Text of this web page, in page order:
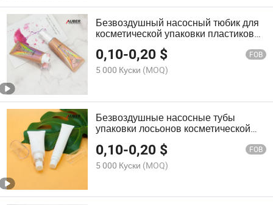
Безвоздушный насосный тюбик для
косметической упаковки пластиковая
0,10-0,20 $ FOB
5 000 Куски (MOQ)
Безвоздушные насосные тубы
упаковки лосьонов косметической
0,10-0,20 $ FOB
5 000 Куски (MOQ)